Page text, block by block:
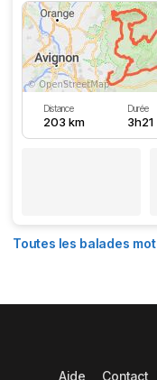
Distance
203 km
Durée
3h21
Toutes les balades
Aide Contact